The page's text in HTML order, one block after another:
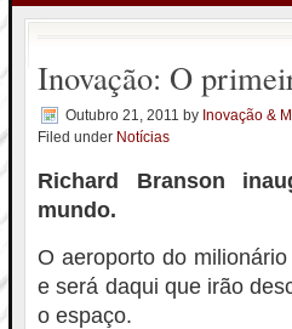
Inovação: O
Outubro 21, 2011 by Inovação &
Filed under Notícias
Richard Branson
mundo.
O aeroporto do
e será daqui que irão
o espaço.